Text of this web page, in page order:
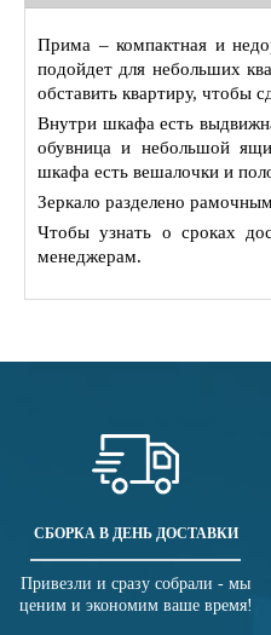
Прима – компактная и
подойдет для небольших
обставить квартиру, чтобы
Внутри шкафа есть
обувница и небольшой
шкафа есть вешалочки и
Зеркало разделено
Чтобы узнать о сроках
менеджерам.
СБОРКА В ДЕНЬ ДОСТАВКИ
Привезли и сразу собрали - мы
ценим и экономим ваше время!